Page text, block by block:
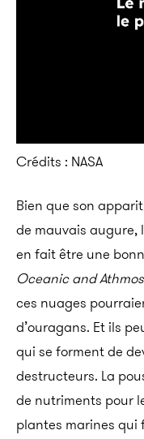
Crédits : NASA
Bien que son
de mauvais augure,
en fait être une
Oceanic and
ces nuages
d’ouragans. Et ils
qui se forment de
destructeurs. La
de nutriments pour
plantes marines qui